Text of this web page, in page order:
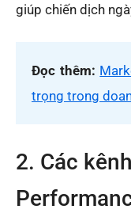
giúp chiến dịch
Đọc thêm:
trọng trong
2. Các